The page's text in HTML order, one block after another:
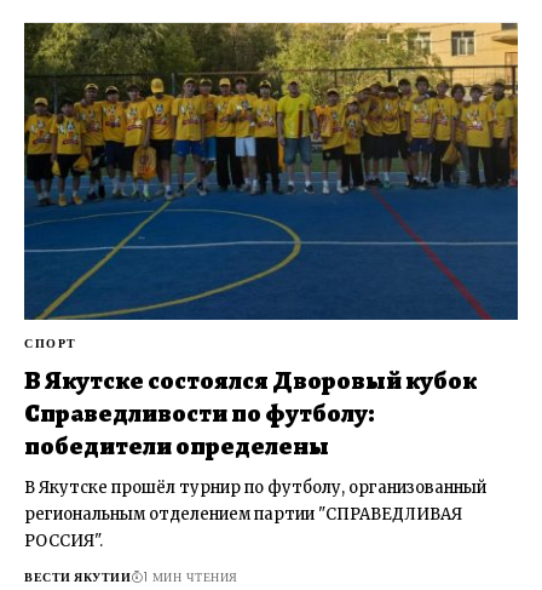
СПОРТ
В Якутске состоялся Дворовый кубок
Справедливости по футболу:
победители определены
В Якутске прошёл турнир по футболу, организованный
региональным отделением партии "СПРАВЕДЛИВАЯ
РОССИЯ".
ВЕСТИ ЯКУТИИ 1 МИН ЧТЕНИЯ